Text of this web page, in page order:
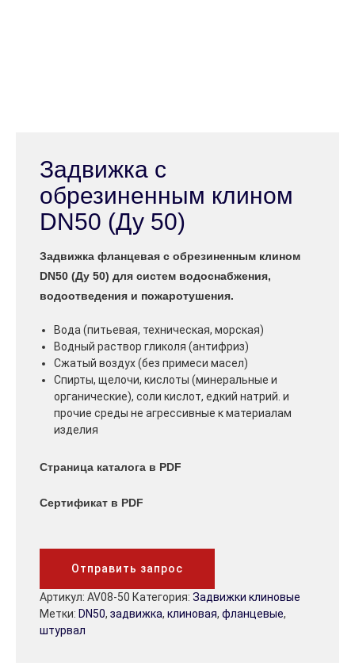
Задвижка с
обрезиненным клином
DN50 (Ду 50)
Задвижка фланцевая с обрезиненным клином
DN50 (Ду 50) для систем водоснабжения,
водоотведения и пожаротушения.
Вода (питьевая, техническая, морская)
Водный раствор гликоля (антифриз)
Сжатый воздух (без примеси масел)
Спирты, щелочи, кислоты (минеральные и
органические), соли кислот, едкий натрий. и
прочие среды не агрессивные к материалам
изделия
Страница каталога в PDF
Сертификат в PDF
Отправить запрос
Артикул: AV08-50 Категория: Задвижки клиновые
Метки: DN50, задвижка, клиновая, фланцевые,
штурвал